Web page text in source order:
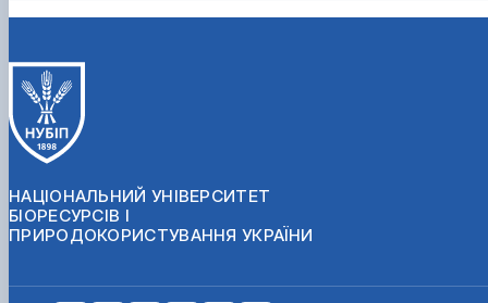
НАЦІОНАЛЬНИЙ УНІВЕРСИТЕТ
БІОРЕСУРСІВ І
ПРИРОДОКОРИСТУВАННЯ УКРАЇНИ